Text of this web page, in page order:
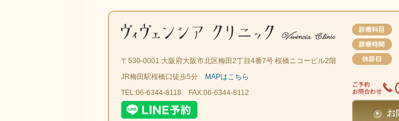
〒530-0001 大阪府大阪市北区梅田2丁目4番7号 桜橋ニコービル2階
JR梅田駅桜橋口徒歩5分
MAPはこちら
TEL:06-6344-8118 FAX:06-6344-8112